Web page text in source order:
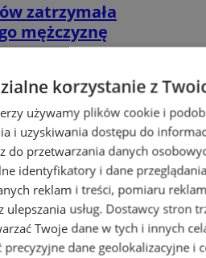
zatrzymała
mężczyznę
korzystanie z
używamy plików cookie i
i uzyskiwania dostępu do
do przetwarzania danych
identyfikatory i dane
reklam i treści, pomiaru
usług. Dostawcy stron
Twoje dane w tych i innych
dane geolokalizacyjne i